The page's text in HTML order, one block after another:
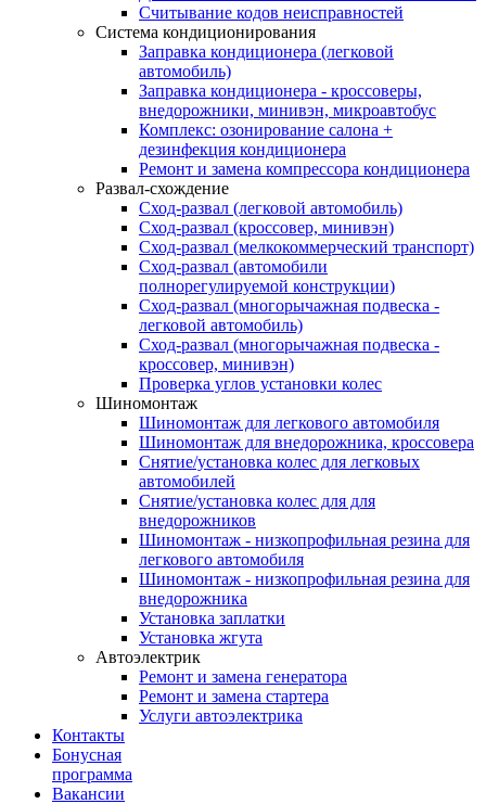
Считывание кодов неисправностей
Система кондиционирования
Заправка кондиционера (легковой
автомобиль)
Заправка кондиционера - кроссоверы,
внедорожники, минивэн, микроавтобус
Комплекс: озонирование салона +
дезинфекция кондиционера
Ремонт и замена компрессора кондиционера
Развал-схождение
Сход-развал (легковой автомобиль)
Сход-развал (кроссовер, минивэн)
Сход-развал (мелкокоммерческий транспорт)
Сход-развал (автомобили
полнорегулируемой конструкции)
Сход-развал (многорычажная подвеска -
легковой автомобиль)
Сход-развал (многорычажная подвеска -
кроссовер, минивэн)
Проверка углов установки колес
Шиномонтаж
Шиномонтаж для легкового автомобиля
Шиномонтаж для внедорожника, кроссовера
Снятие/установка колес для легковых
автомобилей
Снятие/установка колес для для
внедорожников
Шиномонтаж - низкопрофильная резина для
легкового автомобиля
Шиномонтаж - низкопрофильная резина для
внедорожника
Установка заплатки
Установка жгута
Автоэлектрик
Ремонт и замена генератора
Ремонт и замена стартера
Услуги автоэлектрика
Контакты
Бонусная
программа
Вакансии